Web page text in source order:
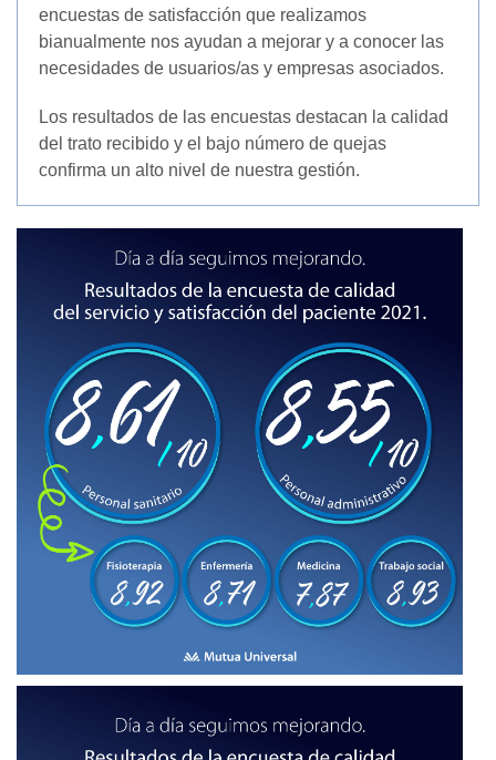
encuestas de satisfacción que realizamos
bianualmente nos ayudan a mejorar y a conocer las
necesidades de usuarios/as y empresas asociados.
Los resultados de las encuestas destacan la calidad
del trato recibido y el bajo número de quejas
confirma un alto nivel de nuestra gestión.